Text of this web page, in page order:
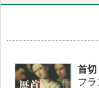
首切
フ